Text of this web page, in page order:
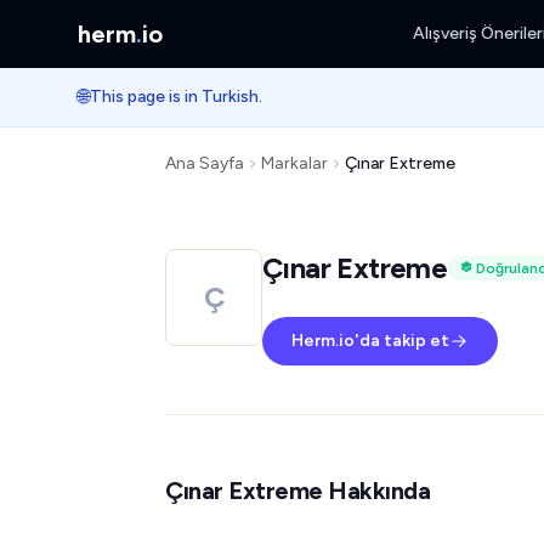
herm.io Alışveriş Önerileri
🌐This page is in Turkish.
Ana Sayfa Markalar Çınar Extreme
Ç
Çınar Extreme
Herm.io'da takip et
Çınar Extreme Hakkında